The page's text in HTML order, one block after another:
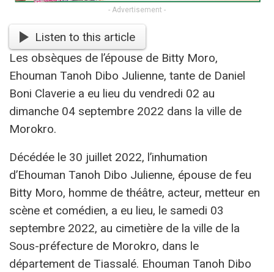
- Advertisement -
Listen to this article
Les obsèques de l’épouse de Bitty Moro,
Ehouman Tanoh Dibo Julienne, tante de Daniel
Boni Claverie a eu lieu du vendredi 02 au
dimanche 04 septembre 2022 dans la ville de
Morokro.
Décédée le 30 juillet 2022, l’inhumation
d’Ehouman Tanoh Dibo Julienne, épouse de feu
Bitty Moro, homme de théâtre, acteur, metteur en
scène et comédien, a eu lieu, le samedi 03
septembre 2022, au cimetière de la ville de la
Sous-préfecture de Morokro, dans le
département de Tiassalé. Ehouman Tanoh Dibo